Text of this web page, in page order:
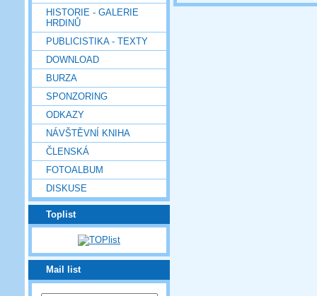
HISTORIE - GALERIE
HRDINŮ
PUBLICISTIKA - TEXTY
DOWNLOAD
BURZA
SPONZORING
ODKAZY
NÁVŠTĚVNÍ KNIHA
ČLENSKÁ
FOTOALBUM
DISKUSE
Toplist
Mail list